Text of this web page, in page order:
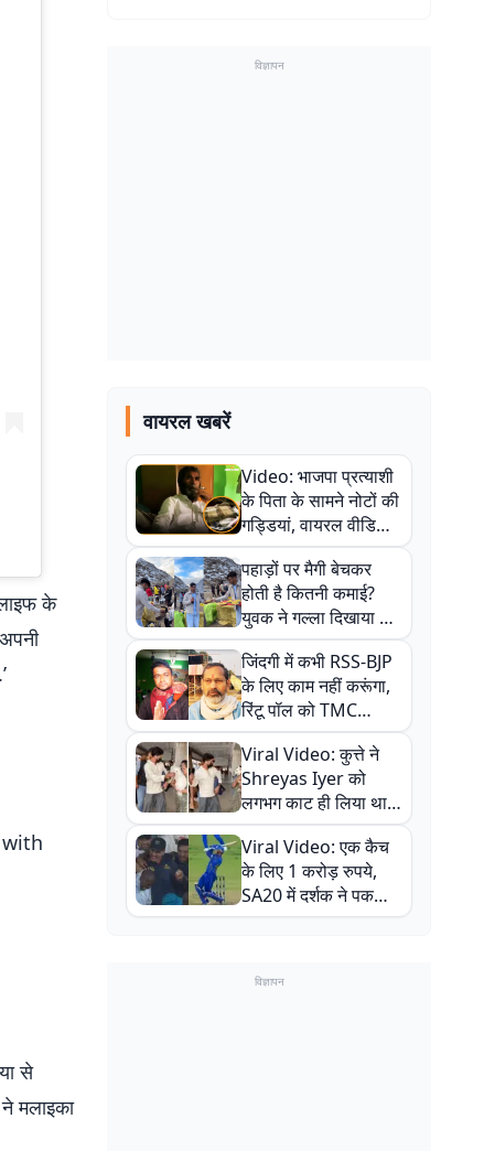
के
से
मलाइका
विज्ञापन
वायरल खबरें
Video: भाजपा प्रत्याशी
के पिता के सामने नोटों की
गड्डियां, वायरल वीडियो
से राजनीति में उबाल,
अजित महतो बोले- TMC
की गंदी चाल
पहाड़ों पर मैगी बेचकर
होती है कितनी कमाई?
युवक ने गल्ला दिखाया तो
नौकरी वालों के खड़े हो गए
कान
जिंदगी में कभी RSS-BJP
के लिए काम नहीं करूंगा,
रिंटू पॉल को TMC
ऑफिस में ले जाकर पीटा,
Video वायरल
Viral Video: कुत्ते ने
Shreyas Iyer को
लगभग काट ही लिया था,
न्यूजीलैंड सीरीज से पहले
बाल-बाल बचे
Viral Video: एक कैच
के लिए 1 करोड़ रुपये,
SA20 में दर्शक ने पकड़ा
एक हाथ से गजब का कैच
विज्ञापन